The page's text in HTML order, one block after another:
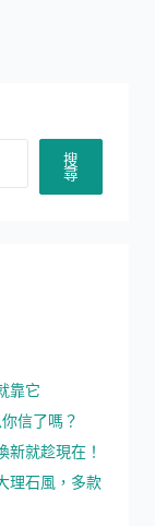
搜
尋
靠它
信了嗎？
新就趁現在！
理石風，多款